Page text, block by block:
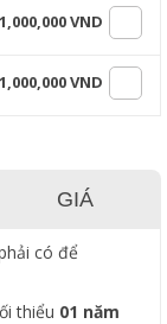
1,000,000 VND
1,000,000 VND
GIÁ
có để
thiểu 01 năm